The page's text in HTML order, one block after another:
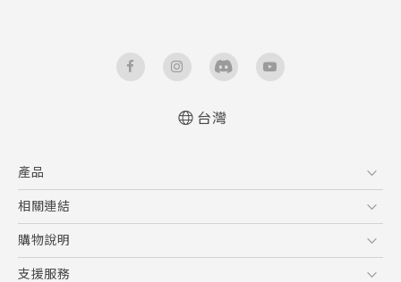
台灣
產品
5G
智慧型手機
配件
相關連結
HTC Research
購物說明
購物須知
支援服務